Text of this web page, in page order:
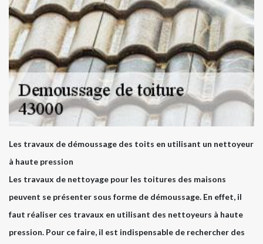
Les travaux de démoussage des toits en utilisant un nettoyeur
à haute pression
Les travaux de nettoyage pour les toitures des maisons
peuvent se présenter sous forme de démoussage. En effet, il
faut réaliser ces travaux en utilisant des nettoyeurs à haute
pression. Pour ce faire, il est indispensable de rechercher des